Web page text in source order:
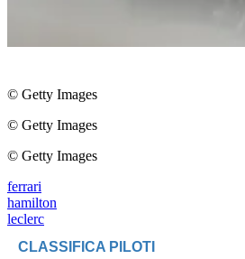
© Getty Images
© Getty Images
© Getty Images
ferrari
hamilton
leclerc